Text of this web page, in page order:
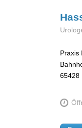
Praxis
65428